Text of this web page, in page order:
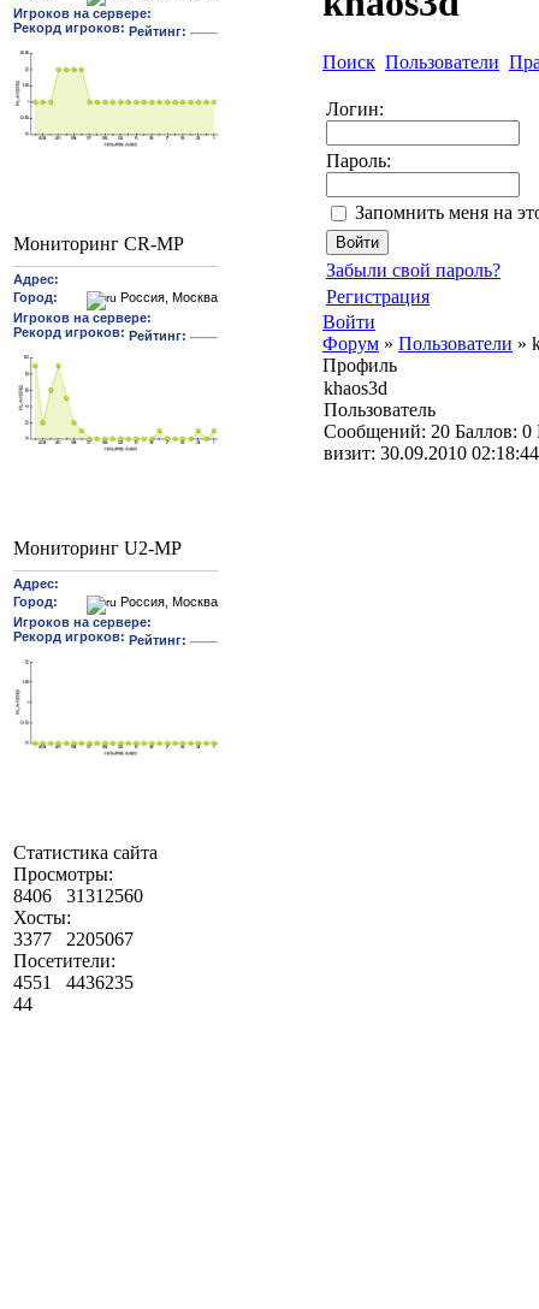
Мониторинг CR-MP
Мониторинг U2-MP
Статистика сайта
Просмотры:
8406
31312560
Хосты:
3377
2205067
Посетители:
4551
4436235
44
Поиск Пользователи
Логин:
Пароль:
Запомнить меня на
Забыли свой пароль?
Регистрация
Войти
Форум » Пользователи »
Профиль
khaos3d
Пользователь
Cообщений: 20 Баллов: 0
визит: 30.09.2010 02:18:44